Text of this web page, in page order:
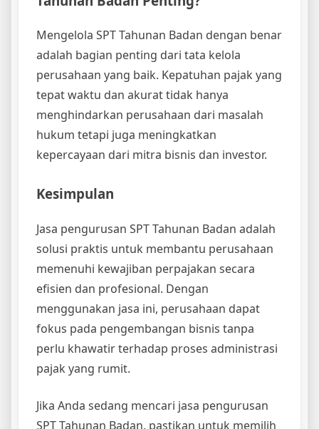
Mengelola SPT Tahunan Badan dengan benar
adalah bagian penting dari tata kelola
perusahaan yang baik. Kepatuhan pajak yang
tepat waktu dan akurat tidak hanya
menghindarkan perusahaan dari masalah
hukum tetapi juga meningkatkan
kepercayaan dari mitra bisnis dan investor.
Kesimpulan
Jasa pengurusan SPT Tahunan Badan adalah
solusi praktis untuk membantu perusahaan
memenuhi kewajiban perpajakan secara
efisien dan profesional. Dengan
menggunakan jasa ini, perusahaan dapat
fokus pada pengembangan bisnis tanpa
perlu khawatir terhadap proses administrasi
pajak yang rumit.
Jika Anda sedang mencari jasa pengurusan
SPT Tahunan Badan, pastikan untuk memilih